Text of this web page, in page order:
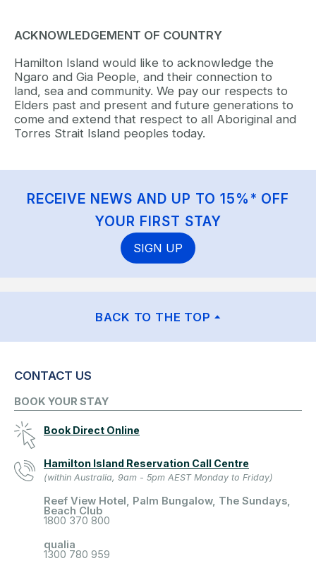
ACKNOWLEDGEMENT OF COUNTRY
Hamilton Island would like to acknowledge the
Ngaro and Gia People, and their connection to
land, sea and community. We pay our respects to
Elders past and present and future generations to
come and extend that respect to all Aboriginal and
Torres Strait Island peoples today.
RECEIVE NEWS AND UP TO 15%* OFF
YOUR FIRST STAY
SIGN UP
BACK TO THE TOP
CONTACT US
BOOK YOUR STAY
Book Direct Online
Hamilton Island Reservation Call Centre
(within Australia, 9am - 5pm AEST Monday to Friday)
Reef View Hotel, Palm Bungalow, The Sundays,
Beach Club
1800 370 800
qualia
1300 780 959